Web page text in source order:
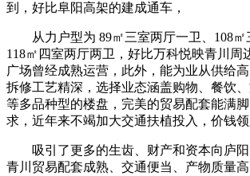
到，好比阜阳高架的建成通车，
从力户型为 89㎡三室两厅一卫、108㎡
118㎡四室两厅两卫，好比万科悦映青川周
广场曾经成熟运营，此外，能为业从供给
拆修工艺精深，选择业态涵盖购物、餐饮
等多品种型的楼盘，完美的贸易配套能满
求，近年来不竭加大交通扶植投入，价钱领
吸引了更多的生齿、财产和资本向庐阳
青川贸易配套成熟、交通便当、产物质量